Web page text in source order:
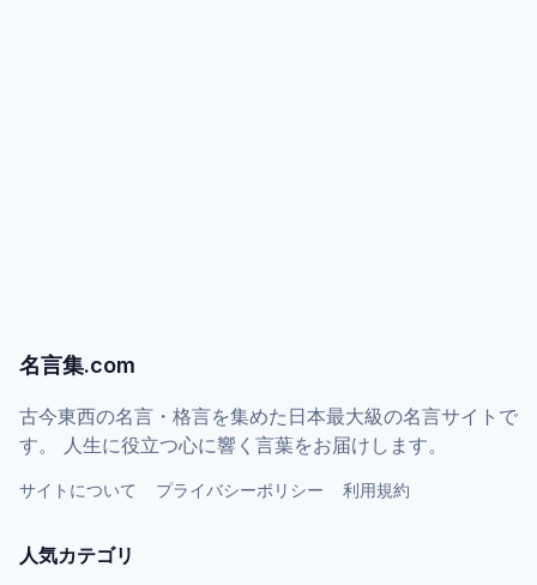
名言集.com
古今東西の名言・格言を集めた日本最大級の名言サイトで
す。 人生に役立つ心に響く言葉をお届けします。
サイトについて プライバシーポリシー 利用規約
人気カテゴリ